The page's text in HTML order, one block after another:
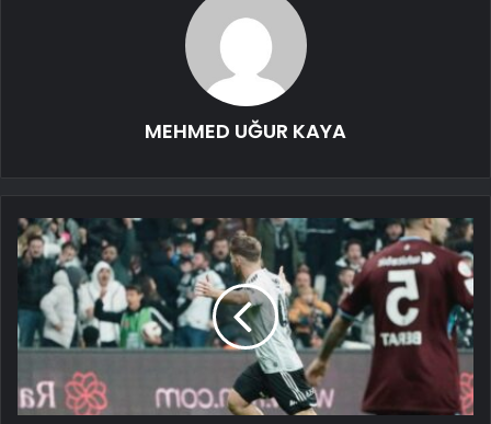
MEHMED UĞUR KAYA